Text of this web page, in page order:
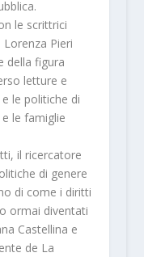
le scrittrici
Lorenza Pieri
della figura
letture e
le politiche di
le famiglie
, il ricercatore
di genere
di come i diritti
ormai diventati
Castellina e
de La